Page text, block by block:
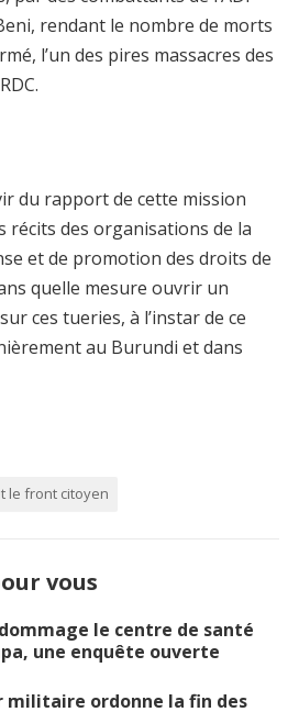
rendant le nombre de morts
l’un des pires massacres des
du rapport de cette mission
récits des organisations de la
et de promotion des droits de
quelle mesure ouvrir un
ces tueries, à l’instar de ce
au Burundi et dans
le front citoyen
vous
le centre de santé
une enquête ouverte
militaire ordonne la fin des